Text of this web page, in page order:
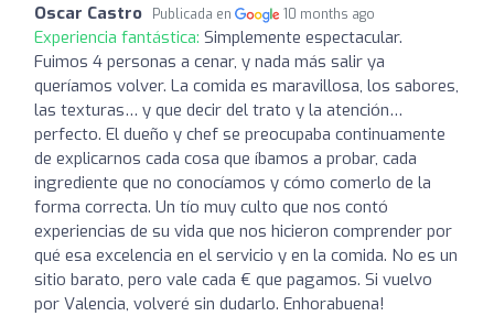
Oscar Castro Publicada en 10 months ago
Experiencia fantástica: Simplemente espectacular.
Fuimos 4 personas a cenar, y nada más salir ya
queríamos volver. La comida es maravillosa, los sabores,
las texturas… y que decir del trato y la atención…
perfecto. El dueño y chef se preocupaba continuamente
de explicarnos cada cosa que íbamos a probar, cada
ingrediente que no conocíamos y cómo comerlo de la
forma correcta. Un tío muy culto que nos contó
experiencias de su vida que nos hicieron comprender por
qué esa excelencia en el servicio y en la comida. No es un
sitio barato, pero vale cada € que pagamos. Si vuelvo
por Valencia, volveré sin dudarlo. Enhorabuena!